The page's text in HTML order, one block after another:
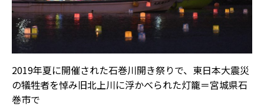
2019年夏に開催された石巻川開き祭りで、東日本大震災
の犠牲者を悼み旧北上川に浮かべられた灯籠＝宮城県石
巻市で